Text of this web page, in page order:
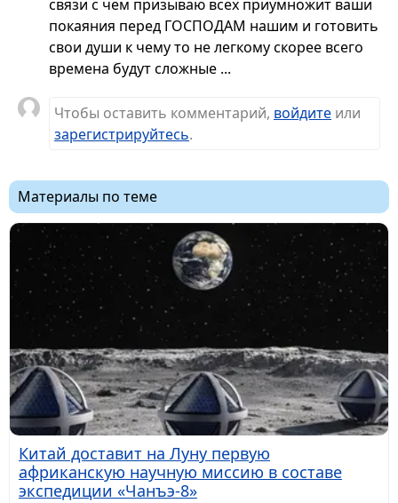
связи с чем призываю всех приумножит ваши
покаяния перед ГОСПОДАМ нашим и готовить
свои души к чему то не легкому скорее всего
времена будут сложные ...
Чтобы оставить комментарий, войдите или
зарегистрируйтесь.
Материалы по теме
Китай доставит на Луну первую
африканскую научную миссию в составе
экспедиции «Чанъэ-8»